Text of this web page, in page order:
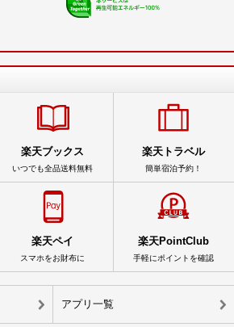
楽天ブックス
いつでも全品送料無料
楽天トラベル
簡単宿泊予約！
楽天ペイ
スマホをお財布に
楽天PointClub
手軽にポイントを確認
アプリ一覧